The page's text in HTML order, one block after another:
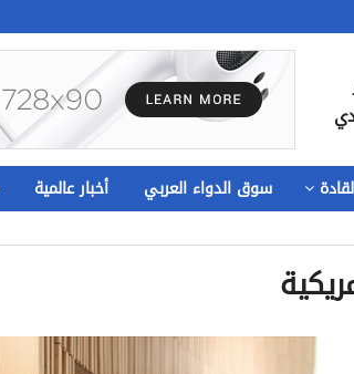
سوق الدواء العربي أخبار عالمية